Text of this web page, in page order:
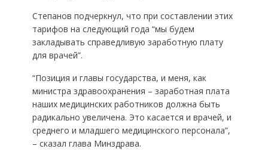
Степанов подчеркнул, что при составлении этих
тарифов на следующий года “мы будем
закладывать справедливую заработную плату
для врачей”.
“Позиция и главы государства, и меня, как
министра здравоохранения – заработная плата
наших медицинских работников должна быть
радикально увеличена. Это касается и врачей, и
среднего и младшего медицинского персонала”,
– сказал глава Минздрава.